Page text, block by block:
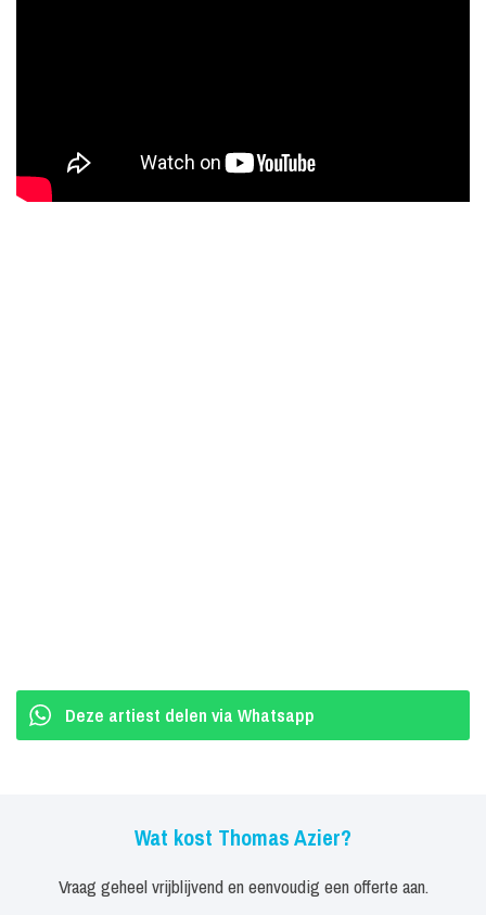
Deze artiest delen via Whatsapp
Wat kost Thomas Azier?
Vraag geheel vrijblijvend en eenvoudig een offerte aan.